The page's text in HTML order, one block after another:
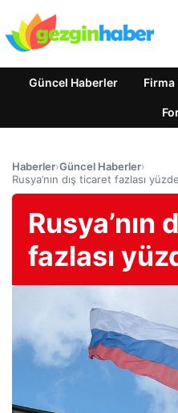
Güncel Haberler Firma
Haberler›Güncel Haberler›
Rusya’nın dış ticaret fazlası
Rusya’nın
fazlası